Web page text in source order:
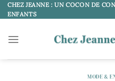
Passer
au
CHEZ JEANNE : UN COCON DE
ENFANTS
MODE &